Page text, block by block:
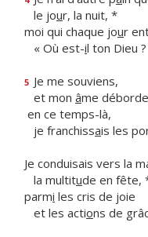
le jour, la nuit, *
moi qui chaque jour
« Où est-il ton Dieu ?
5 Je me souviens,
et mon âme
en ce temps-là,
je franchissais les
Je conduisais vers la
la multitude en fête,
parmi les cris de joie
et les actions de